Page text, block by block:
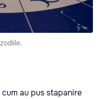
au pus stapanire